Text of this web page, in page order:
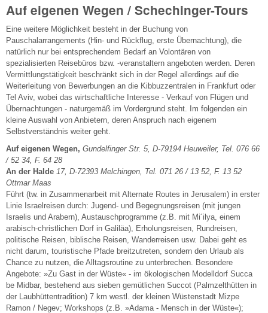
Auf eigenen Wegen / Schechinger-Tours
Eine weitere Möglichkeit besteht in der Buchung von
Pauschalarrangements (Hin- und Rückflug, erste Übernachtung), die
natürlich nur bei entsprechendem Bedarf an Volontären von
spezialisierten Reisebüros bzw. -veranstaltern angeboten werden. Deren
Vermittlungstätigkeit beschränkt sich in der Regel allerdings auf die
Weiterleitung von Bewerbungen an die Kibbuzzentralen in Frankfurt oder
Tel Aviv, wobei das wirtschaftliche Interesse - Verkauf von Flügen und
Übernachtungen - naturgemäß im Vordergrund steht. Im folgenden ein
kleine Auswahl von Anbietern, deren Anspruch nach eigenem
Selbstverständnis weiter geht.
Auf eigenen Wegen, Gundelfinger Str. 5, D-79194 Heuweiler, Tel. 076 66
/ 52 34, F. 64 28
An der Halde 17, D-72393 Melchingen, Tel. 071 26 / 13 52, F. 13 52
Ottmar Maas
Führt (tw. in Zusammenarbeit mit Alternate Routes in Jerusalem) in erster
Linie Israelreisen durch: Jugend- und Begegnungsreisen (mit jungen
Israelis und Arabern), Austauschprogramme (z.B. mit Mi´ilya, einem
arabisch-christlichen Dorf in Galiläa), Erholungsreisen, Rundreisen,
politische Reisen, biblische Reisen, Wanderreisen usw. Dabei geht es
nicht darum, touristische Pfade breitzutreten, sondern den Urlaub als
Chance zu nutzen, die Alltagsroutine zu unterbrechen. Besondere
Angebote: »Zu Gast in der Wüste« - im ökologischen Modelldorf Succa
be Midbar, bestehend aus sieben gemütlichen Succot (Palmzelthütten in
der Laubhüttentradition) 7 km westl. der kleinen Wüstenstadt Mizpe
Ramon / Negev; Workshops (z.B. »Adama - Mensch in der Wüste«);